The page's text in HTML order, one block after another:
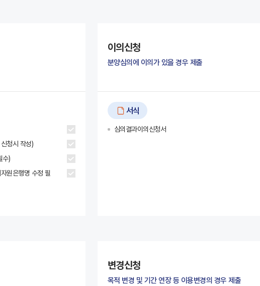
청시 작성)
수)
원은행명 수정 필
이의신청
분양심의에 이의가 있을 경우 제출
서식
심의결과이의신청서
변경신청
목적 변경 및 기간 연장 등 이용변경의 경우 제출